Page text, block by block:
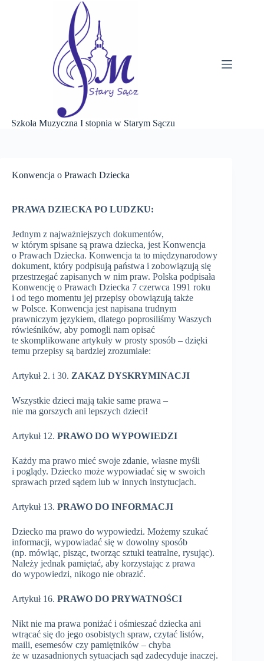
Szkoła Muzyczna I stopnia w Starym Sączu
Konwencja o Prawach Dziecka
PRAWA DZIECKA PO LUDZKU:
Jednym z najważniejszych dokumentów,
w którym spisane są prawa dziecka, jest Konwencja
o Prawach Dziecka. Konwencja ta to międzynarodowy
dokument, który podpisują państwa i zobowiązują się
przestrzegać zapisanych w nim praw. Polska podpisała
Konwencję o Prawach Dziecka 7 czerwca 1991 roku
i od tego momentu jej przepisy obowiązują także
w Polsce. Konwencja jest napisana trudnym
prawniczym językiem, dlatego poprosiliśmy Waszych
rówieśników, aby pomogli nam opisać
te skomplikowane artykuły w prosty sposób – dzięki
temu przepisy są bardziej zrozumiałe:
Artykuł 2. i 30. ZAKAZ DYSKRYMINACJI
Wszystkie dzieci mają takie same prawa –
nie ma gorszych ani lepszych dzieci!
Artykuł 12. PRAWO DO WYPOWIEDZI
Każdy ma prawo mieć swoje zdanie, własne myśli
i poglądy. Dziecko może wypowiadać się w swoich
sprawach przed sądem lub w innych instytucjach.
Artykuł 13. PRAWO DO INFORMACJI
Dziecko ma prawo do wypowiedzi. Możemy szukać
informacji, wypowiadać się w dowolny sposób
(np. mówiąc, pisząc, tworząc sztuki teatralne, rysując).
Należy jednak pamiętać, aby korzystając z prawa
do wypowiedzi, nikogo nie obrazić.
Artykuł 16. PRAWO DO PRYWATNOŚCI
Nikt nie ma prawa poniżać i ośmieszać dziecka ani
wtrącać się do jego osobistych spraw, czytać listów,
maili, esemesów czy pamiętników – chyba
że w uzasadnionych sytuacjach sąd zadecyduje inaczej.